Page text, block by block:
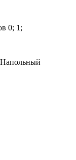
0; 1;
Напольный